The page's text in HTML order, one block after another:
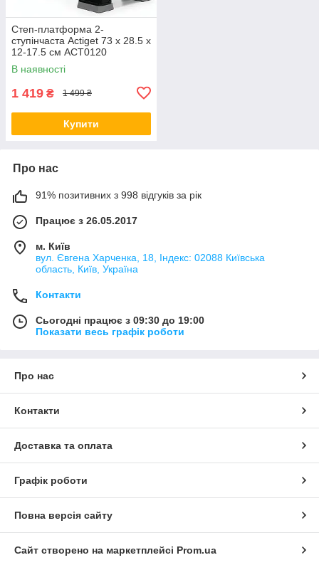
Степ-платформа 2-
ступінчаста Actiget 73 х 28.5 х
12-17.5 см ACT0120
Black/Grey
В наявності
1 419 ₴ 1 499 ₴
Купити
Про нас
91% позитивних з 998 відгуків за рік
Працює з 26.05.2017
м. Київ
вул. Євгена Харченка, 18, Індекс: 02088 Київська
область, Київ, Україна
Контакти
Сьогодні працює з 09:30 до 19:00
Показати весь графік роботи
Про нас
Контакти
Доставка та оплата
Графік роботи
Повна версія сайту
Сайт створено на маркетплейсі Prom.ua